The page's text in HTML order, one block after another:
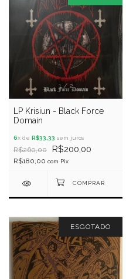
1/2
LP Krisiun - Black Force
Domain
6x de R$33,33 sem juros
R$260,00 R$200,00
R$180,00 com Pix
ESGOTADO